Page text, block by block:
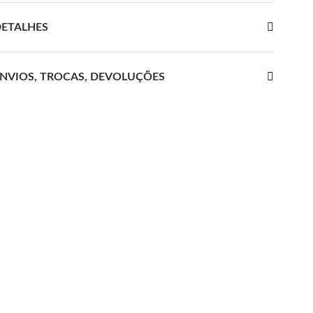
TROCAS, DEVOLUÇÕES